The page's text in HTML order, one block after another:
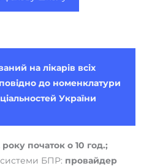
на лікарів всіх
до номенклатури
України
початок о 10 год.;
системи БПР: провайдер